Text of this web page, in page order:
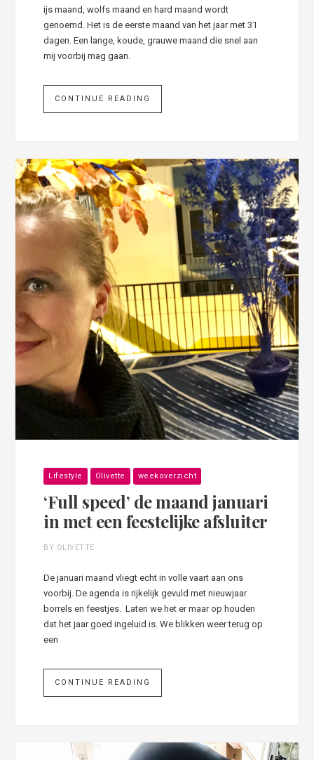
ijs maand, wolfs maand en hard maand wordt
genoemd. Het is de eerste maand van het jaar met 31
dagen. Een lange, koude, grauwe maand die snel aan
mij voorbij mag gaan.
CONTINUE READING
Lifestyle Olivette weekoverzicht
‘Full speed’ de maand januari
in met een feestelijke afsluiter
BY OLIVETTE
De januari maand vliegt echt in volle vaart aan ons
voorbij. De agenda is rijkelijk gevuld met nieuwjaar
borrels en feestjes. Laten we het er maar op houden
dat het jaar goed ingeluid is. We blikken weer terug op
een
CONTINUE READING